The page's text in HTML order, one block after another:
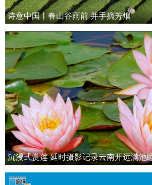
诗意中国丨春山谷雨前 并手摘芳烟
沉浸式赏莲 延时摄影记录云南开远满池